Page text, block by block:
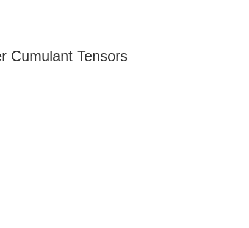
Cumulant Tensors